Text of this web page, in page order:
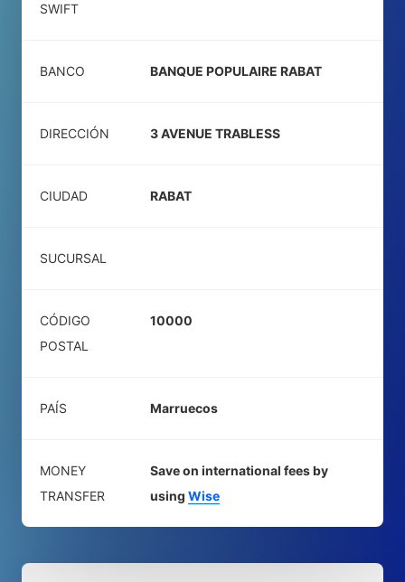
SWIFT
BANCO BANQUE POPULAIRE RABAT
DIRECCIÓN 3 AVENUE TRABLESS
CIUDAD RABAT
SUCURSAL
CÓDIGO
POSTAL
10000
PAÍS Marruecos
MONEY
TRANSFER
Save on international fees by
using Wise